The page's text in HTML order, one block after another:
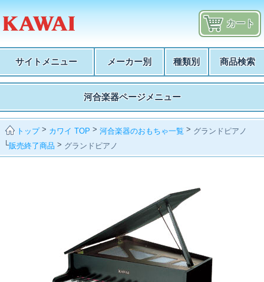
カート
サイトメニュー メーカー別 種類別 商品検索
河合楽器ページメニュー
トップ> カワイ TOP >河合楽器のおもちゃ一覧 > グランドピアノ
└販売終了商品 > グランドピアノ